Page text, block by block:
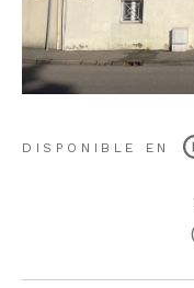
DISPONIBLE EN